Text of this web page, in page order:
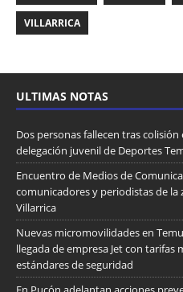
VILLARRICA
ULTIMAS NOTAS
Dos personas fallecen tras
delegación juvenil de Deportes
Encuentro de Medios de
comunicadores y periodistas de la
Villarrica
Nuevas micromovilidades en
llegada de empresa Jet con tarifas
estándares de seguridad